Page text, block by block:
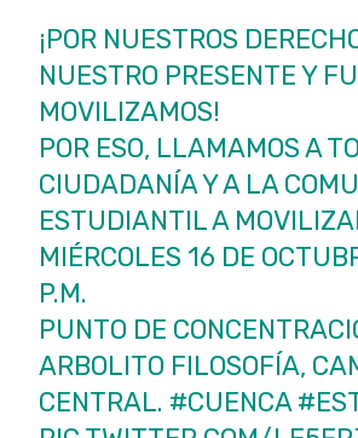
¡POR NUESTROS
NUESTRO PRESENTE Y
MOVILIZAMOS!
POR ESO, LLAMAMOS A
CIUDADANÍA Y A LA
ESTUDIANTIL A
MIÉRCOLES 16 DE
P.M.
PUNTO DE
ARBOLITO FILOSOFÍA,
CENTRAL. #CUENCA